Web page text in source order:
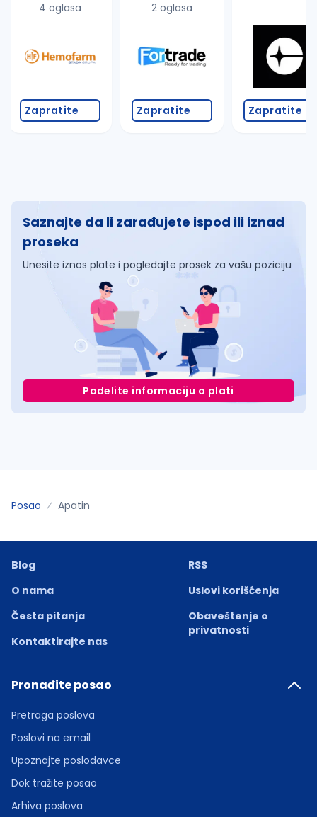
4 oglasa
Zapratite
2 oglasa
Zapratite Zapratite
Saznajte da li zarađujete ispod ili iznad
proseka
Unesite iznos plate i pogledajte prosek za vašu poziciju
Podelite informaciju o plati
Posao Apatin
Blog
O nama
Česta pitanja
Kontaktirajte nas
RSS
Uslovi korišćenja
Obaveštenje o
privatnosti
Pronađite posao
Pretraga poslova
Poslovi na email
Upoznajte poslodavce
Dok tražite posao
Arhiva poslova